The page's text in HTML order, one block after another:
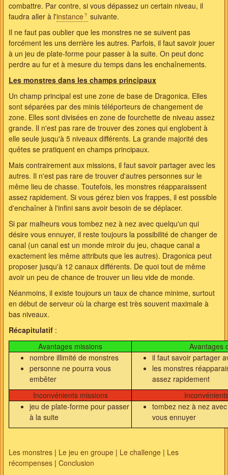
combattre. Par contre, si vous dépassez un certain niveau, il
faudra aller à l'instance
suivante.
Il ne faut pas oublier que les monstres ne se suivent pas
forcément les uns derrière les autres. Parfois, il faut savoir jouer
à un jeu de plate-forme pour passer à la suite. On peut donc
perdre au fur et à mesure du temps dans les enchaînements.
Les monstres dans les champs principaux
Un champ principal est une zone de base de Dragonica. Elles
sont séparées par des minis téléporteurs de changement de
zone. Elles sont divisées en zone de fourchette de niveau assez
grande. Il n'est pas rare de trouver des zones qui englobent à
elle seule jusqu'à 5 niveaux différents. La grande majorité des
quêtes se pratiquent en champs principaux.
Mais contrairement aux missions, il faut savoir partager avec les
autres. Il n'est pas rare de trouver d'autres personnes sur le
même lieu de chasse. Toutefois, les monstres réapparaissent
assez rapidement. Si vous gérez bien vos frappes, il est possible
d'enchaîner à l'infini sans avoir besoin de se déplacer.
Si par malheurs vous tombez nez à nez avec quelqu'un qui
désire vous ennuyer, il reste toujours la possibilité de changer de
canal (un canal est un monde miroir du jeu, chaque canal a
exactement les même attributs que les autres). Dragonica peut
proposer jusqu'à 12 canaux différents. De quoi tout de même
avoir un peu de chance de trouver un lieu vide de monde.
Néanmoins, il existe toujours un taux de chance minime, surtout
en début de serveur où la charge est très souvent maximale à
bas niveaux.
Récapitulatif :
Avantages missions
Avantages
nombre illimité de monstres
personne ne pourra vous
embêter
il faut savoir partager
les monstres
assez rapidement
Inconvénients missions
jeu de plate-forme pour passer
à la suite
tombez nez à nez
vous ennuyer
Les monstres | Le jeu en groupe | Le challenge | Les
récompenses | Conclusion